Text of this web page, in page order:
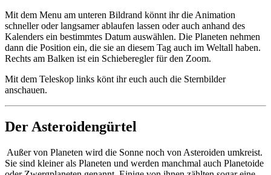
Mit dem Menu am unteren Bildrand könnt ihr die Animation
schneller oder langsamer ablaufen lassen oder auch anhand des
Kalenders ein bestimmtes Datum auswählen. Die Planeten nehmen
dann die Position ein, die sie an diesem Tag auch im Weltall haben.
Rechts am Balken ist ein Schieberegler für den Zoom.
Mit dem Teleskop links könt ihr euch auch die Sternbilder
anschauen.
Der Asteroidengürtel
Außer von Planeten wird die Sonne noch von Asteroiden umkreist.
Sie sind kleiner als Planeten und werden manchmal auch Planetoide